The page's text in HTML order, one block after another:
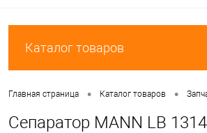
Каталог товаров
Главная страница • Каталог товаров •
Сепаратор MANN LB